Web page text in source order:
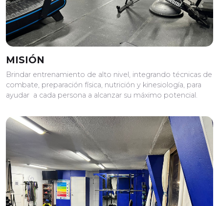
MISIÓN
Brindar entrenamiento de alto nivel, integrando técnicas de
combate, preparación física, nutrición y kinesiología, para
ayudar a cada persona a alcanzar su máximo potencial.